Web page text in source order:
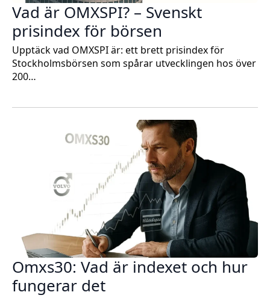
Vad är OMXSPI? – Svenskt
prisindex för börsen
Upptäck vad OMXSPI är: ett brett prisindex för
Stockholmsbörsen som spårar utvecklingen hos över
200…
Omxs30: Vad är indexet och hur
fungerar det